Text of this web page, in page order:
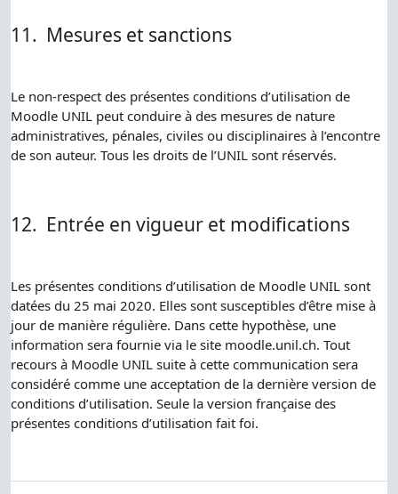
11. Mesures et sanctions
Le non-respect des présentes conditions d’utilisation de
Moodle UNIL peut conduire à des mesures de nature
administratives, pénales, civiles ou disciplinaires à l’encontre
de son auteur. Tous les droits de l’UNIL sont réservés.
12. Entrée en vigueur et modifications
Les présentes conditions d’utilisation de Moodle UNIL sont
datées du 25 mai 2020. Elles sont susceptibles d’être mise à
jour de manière régulière. Dans cette hypothèse, une
information sera fournie via le site moodle.unil.ch. Tout
recours à Moodle UNIL suite à cette communication sera
considéré comme une acceptation de la dernière version de
conditions d’utilisation. Seule la version française des
présentes conditions d’utilisation fait foi.